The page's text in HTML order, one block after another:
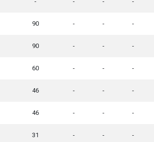
90 - - -
90 - - -
60 - - -
46 - - -
46 - - -
31 - - -